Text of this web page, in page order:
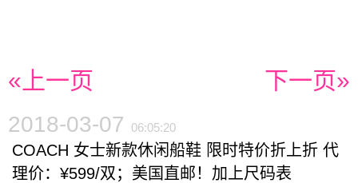
«上一页 下一页»
2018-03-07 06:05:20
COACH 女士新款休闲船鞋 限时特价折上折 代
理价：¥599/双；美国直邮！加上尺码表